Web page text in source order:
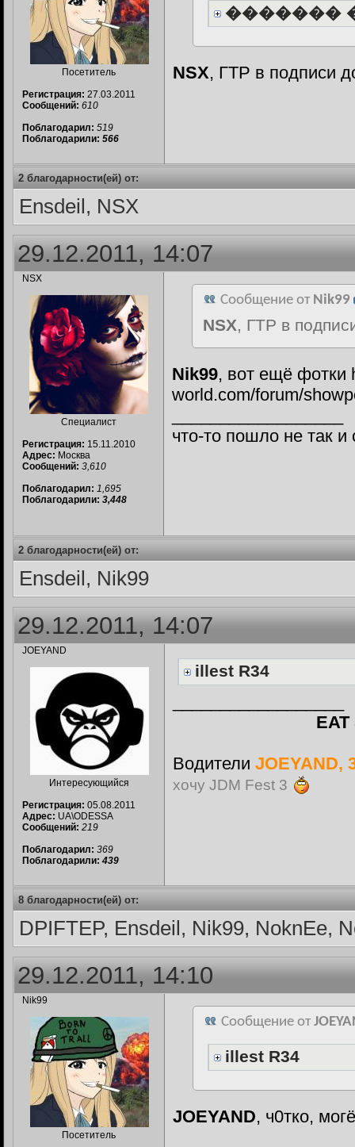
Посетитель
Регистрация: 27.03.2011
Сообщений: 610
Поблагодарил: 519
Поблагодарили: 566
�������
NSX, ГТР в подписи
2 благодарности(ей) от:
Ensdeil, NSX
29.12.2011, 14:07
NSX
Специалист
Регистрация: 15.11.2010
Адрес: Москва
Сообщений: 3,610
Поблагодарил: 1,695
Поблагодарили: 3,448
Сообщение от Nik99
NSX, ГТР в
Nik99, вот ещё фотки
world.com/forum/
что-то пошло не так
2 благодарности(ей) от:
Ensdeil, Nik99
29.12.2011, 14:07
JOEYAND
Интересующийся
Регистрация: 05.08.2011
Адрес: UA\ODESSA
Сообщений: 219
Поблагодарил: 369
Поблагодарили: 439
illest R34
Водители JOEYAND,
хочу JDM Fest 3
8 благодарности(ей) от:
DPIFTEP, Ensdeil, Nik99, NoknEe,
29.12.2011, 14:10
Nik99
Посетитель
Сообщение от
illest R34
JOEYAND, ч0тко,